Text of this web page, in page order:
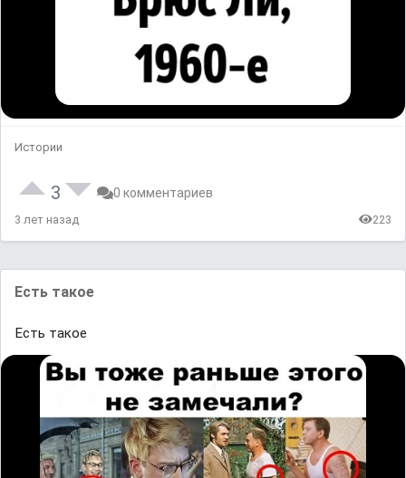
Истории
3 0 комментариев
3 лет назад 223
Есть такое
Есть такое